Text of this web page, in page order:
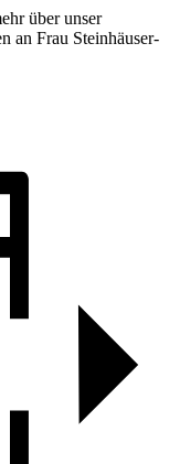
über unser
an Frau Steinhäuser-